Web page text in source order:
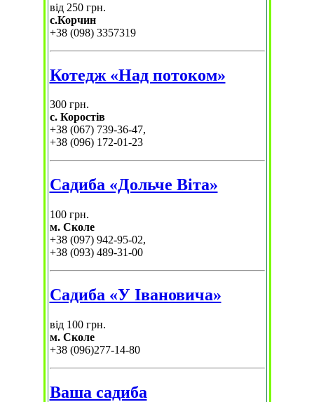
від 250 грн.
с.Корчин
+38 (098) 3357319
Котедж «Над потоком»
300 грн.
с. Коростів
+38 (067) 739-36-47,
+38 (096) 172-01-23
Садиба «Дольче Віта»
100 грн.
м. Сколе
+38 (097) 942-95-02,
+38 (093) 489-31-00
Садиба «У Івановича»
від 100 грн.
м. Сколе
+38 (096)277-14-80
Ваша садиба